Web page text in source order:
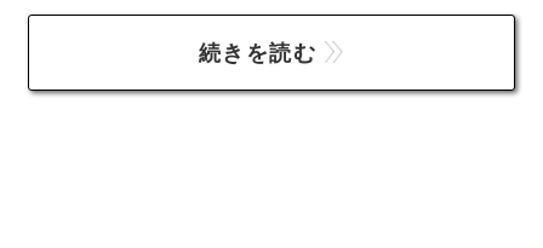
続きを読む